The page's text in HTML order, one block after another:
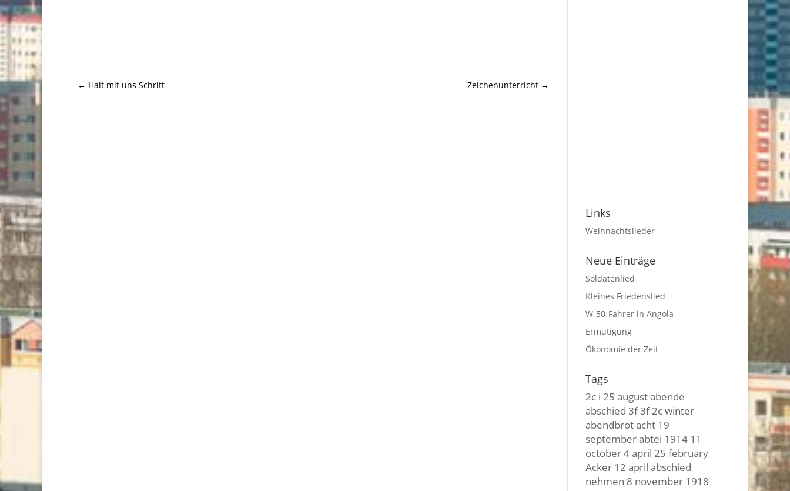
← Halt mit uns Schritt Zeichenunterricht→
Links
Weihnachtslieder
Neue Einträge
Soldatenlied
Kleines Friedenslied
W-50-Fahrer in Angola
Ermutigung
Ökonomie der Zeit
Tags
2c i 25 augustabende
abschied 3f 3f2c winter
abendbrotacht 19
septemberabtei 1914 11
october4 april 25 february
Acker 12 april abschied
nehmen 8 november 1918